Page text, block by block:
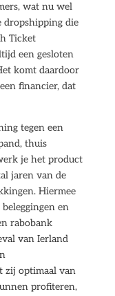
wat nu wel
dropshipping die
Ticket
een gesloten
komt daardoor
financier, dat
tegen een
thuis
je het product
jaren van de
Hiermee
en
rabobank
van Ierland
zij optimaal van
profiteren,